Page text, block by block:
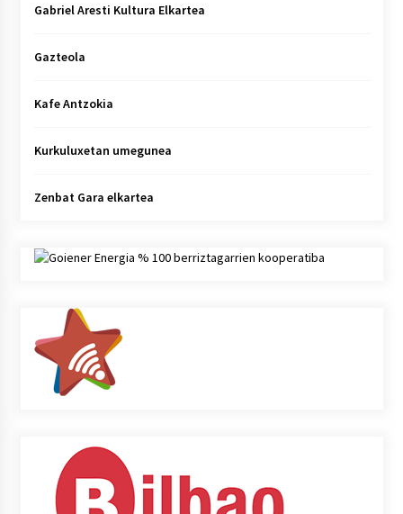
Gabriel Aresti Kultura Elkartea
Gazteola
Kafe Antzokia
Kurkuluxetan umegunea
Zenbat Gara elkartea